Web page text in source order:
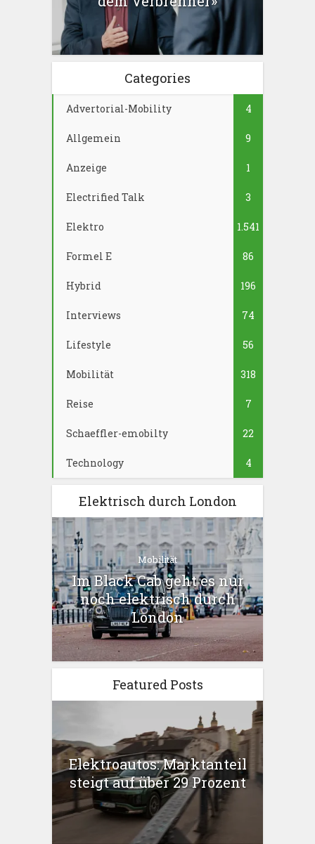
Categories
Advertorial-Mobility 4
Allgemein 9
Anzeige 1
Electrified Talk 3
Elektro 1.541
Formel E 86
Hybrid 196
Interviews 74
Lifestyle 56
Mobilität 318
Reise 7
Schaeffler-emobilty 22
Technology 4
Elektrisch durch London
Mobilität
Im Black Cab geht es nur
noch elektrisch durch
London
Featured Posts
Elektroautos: Marktanteil
steigt auf über 29 Prozent